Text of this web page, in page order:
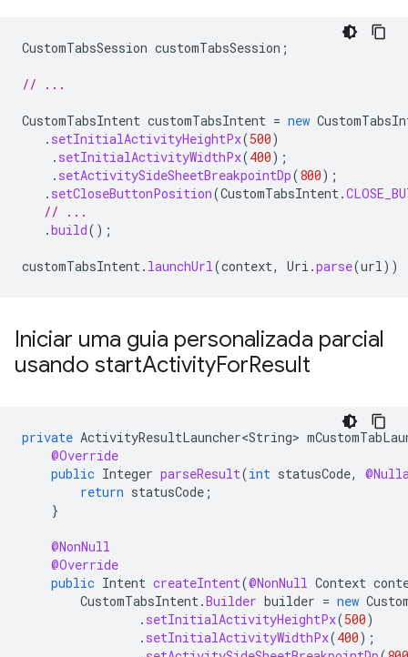
CustomTabsSession customTabsSession ;
// ...
CustomTabsIntent customTabsIntent = new
. setInitialActivityHeightPx(500)
. setInitialActivityWidthPx(400);
. setActivitySideSheetBreakpointDp(800);
. setCloseButtonPosition(CustomTabsIntent.
// ...
.build();
customTabsIntent. launchUrl(context, Uri .parse(url))
Iniciar uma guia personalizada parcial
usando startActivityForResult
private ActivityResultLauncher<String>
@Override
public Integer parseResult(int statusCode,
return statusCode ;
}
@NonNull
@Override
public Intent createIntent(@NonNull Context
CustomTabsIntent.Builder builder = new
. setInitialActivityHeightPx(500)
. setInitialActivityWidthPx(400);